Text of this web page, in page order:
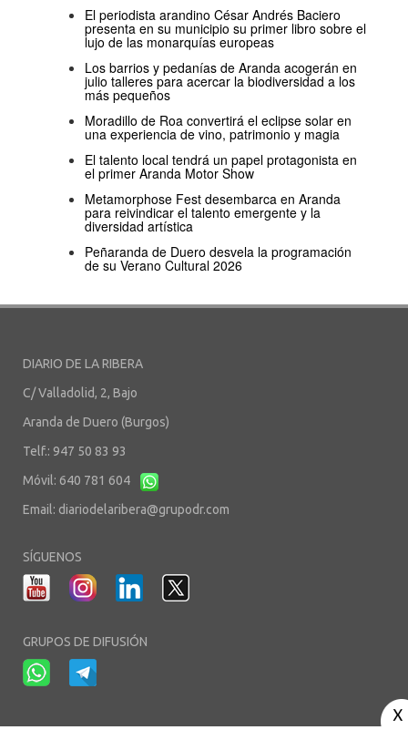
El periodista arandino César Andrés Baciero
presenta en su municipio su primer libro sobre el
lujo de las monarquías europeas
Los barrios y pedanías de Aranda acogerán en
julio talleres para acercar la biodiversidad a los
más pequeños
Moradillo de Roa convertirá el eclipse solar en
una experiencia de vino, patrimonio y magia
El talento local tendrá un papel protagonista en
el primer Aranda Motor Show
Metamorphose Fest desembarca en Aranda
para reivindicar el talento emergente y la
diversidad artística
Peñaranda de Duero desvela la programación
de su Verano Cultural 2026
DIARIO DE LA RIBERA
C/ Valladolid, 2, Bajo
Aranda de Duero (Burgos)
Telf.: 947 50 83 93
Móvil: 640 781 604
Email: diariodelaribera@grupodr.com
SÍGUENOS
GRUPOS DE DIFUSIÓN